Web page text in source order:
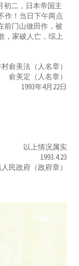
二，日本帝国主
作！当日下午两点
前门山做田作，被
，家破人亡，综上
俞美法（人名章）
俞美定（人名章）
1993年4月22日
以上情况属实
1993.4.23
民政府（政府章）